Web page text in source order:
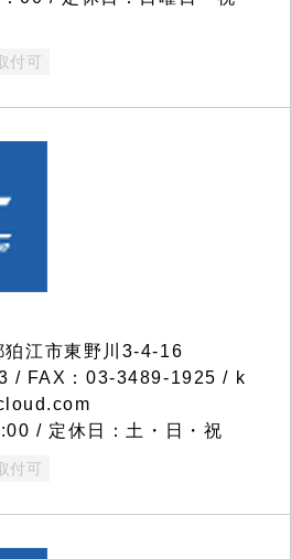
付可
江市東野川3-4-16
/ FAX：03-3489-1925 / k
/ 定休日：土・日・祝
付可